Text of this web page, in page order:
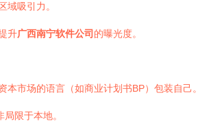
域吸引力。
升广西南宁软件公司 的曝光度。
市场的语言（如商业计划书BP）包装自己。
限于本地。